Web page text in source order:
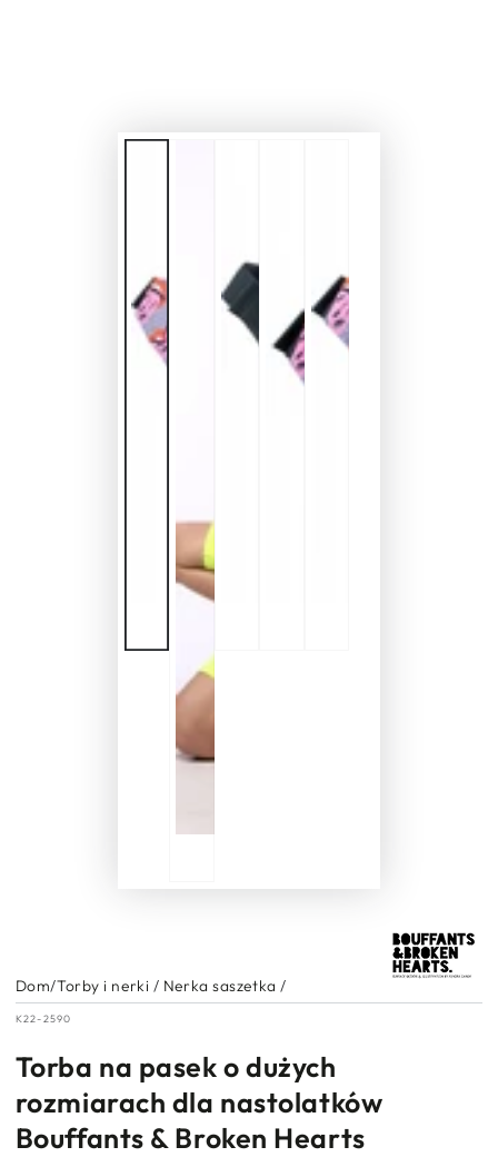
Dom/Torby i nerki / Nerka saszetka /
K22-2590
Torba na pasek o dużych
rozmiarach dla nastolatków
Bouffants & Broken Hearts